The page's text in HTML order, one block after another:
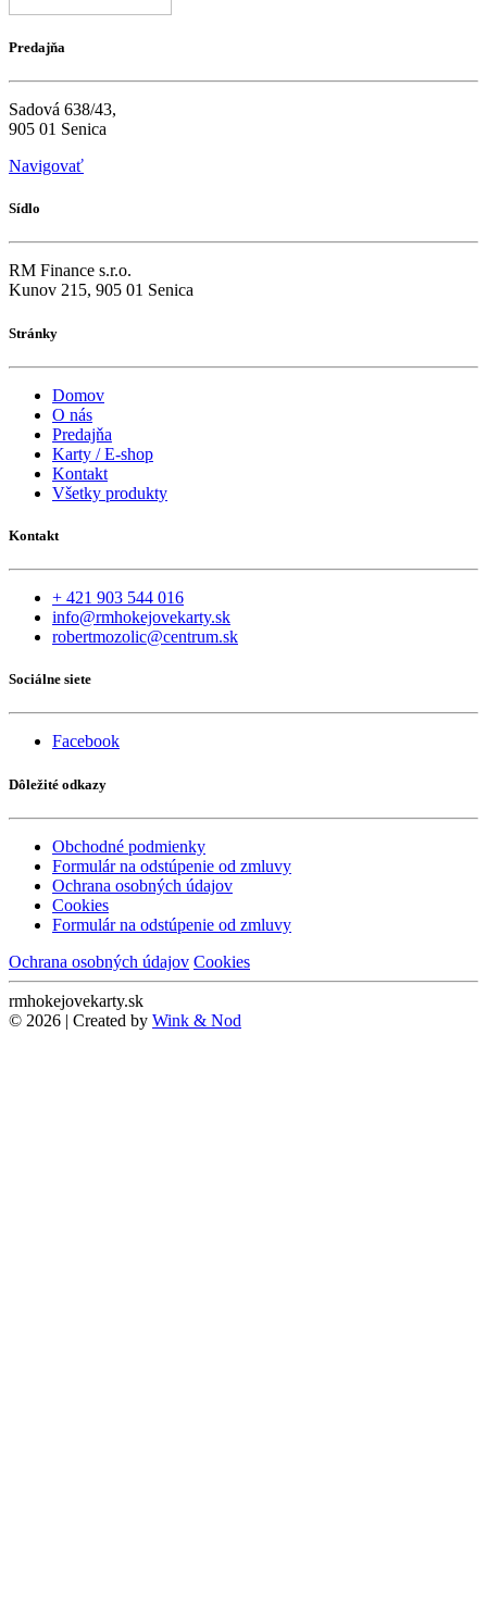
Predajňa
Sadová 638/43,
905 01 Senica
Navigovať
Sídlo
RM Finance s.r.o.
Kunov 215, 905 01 Senica
Stránky
Domov
O nás
Predajňa
Karty / E-shop
Kontakt
Všetky produkty
Kontakt
+ 421 903 544 016
info@rmhokejovekarty.sk
robertmozolic@centrum.sk
Sociálne siete
Facebook
Dôležité odkazy
Obchodné podmienky
Formulár na odstúpenie od zmluvy
Ochrana osobných údajov
Cookies
Formulár na odstúpenie od zmluvy
Ochrana osobných údajov Cookies
rmhokejovekarty.sk
© 2026 | Created by Wink & Nod